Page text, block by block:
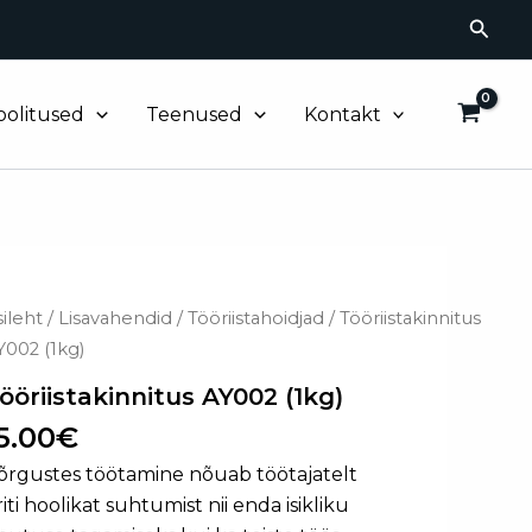
Teenused Kontakt
/ Lisavahendid /Tööriistahoidjad / Tööriistakinnitus
(1kg)
AY002 (1kg)
€
töötamine nõuab töötajatelt
hoolikat suhtumist nii enda isikliku